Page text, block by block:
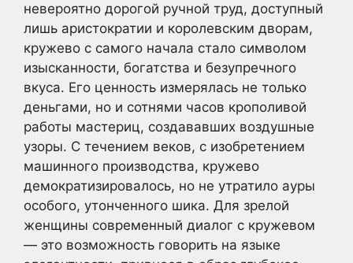
невероятно дорогой ручной труд, доступный
лишь аристократии и королевским дворам,
кружево с самого начала стало символом
изысканности, богатства и безупречного
вкуса. Его ценность измерялась не только
деньгами, но и сотнями часов крополивой
работы мастериц, создававших воздушные
узоры. С течением веков, с изобретением
машинного производства, кружево
демократизировалось, но не утратило ауры
особого, утонченного шика. Для зрелой
женщины современный диалог с кружевом
— это возможность говорить на языке